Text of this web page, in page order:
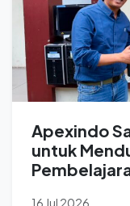
Apexindo
untuk
16 Jul 2026